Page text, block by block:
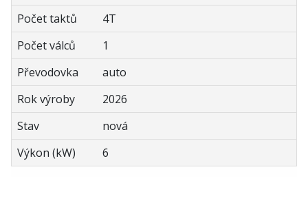
Počet taktů
4T
Počet válců
1
Převodovka
auto
Rok výroby
2026
Stav
nová
Výkon (kW)
6